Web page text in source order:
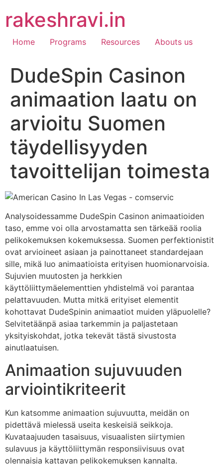
to
content
rakeshravi.in
Home Programs Resources Abouts us
DudeSpin Casinon
animaation laatu on
arvioitu Suomen
täydellisyyden
tavoittelijan toimesta
Analysoidessamme DudeSpin Casinon animaatioiden
taso, emme voi olla arvostamatta sen tärkeää roolia
pelikokemuksen kokemuksessa. Suomen perfektionistit
ovat arvioineet asiaan ja painottaneet standardejaan
sille, mikä luo animaatioista erityisen huomionarvoisia.
Sujuvien muutosten ja herkkien
käyttöliittymäelementtien yhdistelmä voi parantaa
pelattavuuden. Mutta mitkä erityiset elementit
kohottavat DudeSpinin animaatiot muiden yläpuolelle?
Selvitetäänpä asiaa tarkemmin ja paljastetaan
yksityiskohdat, jotka tekevät tästä sivustosta
ainutlaatuisen.
Animaation sujuvuuden
arviointikriteerit
Kun katsomme animaation sujuvuutta, meidän on
pidettävä mielessä useita keskeisiä seikkoja.
Kuvataajuuden tasaisuus, visuaalisten siirtymien
sulavuus ja käyttöliittymän responsiivisuus ovat
olennaisia kattavan pelikokemuksen kannalta.